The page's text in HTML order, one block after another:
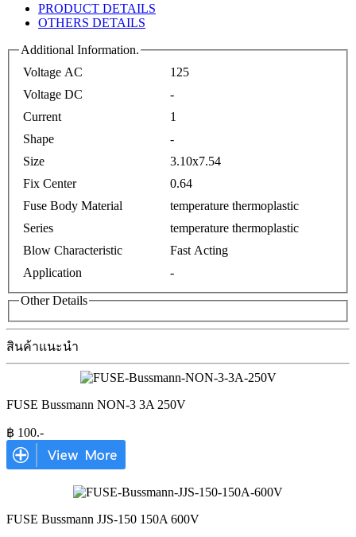
PRODUCT DETAILS
OTHERS DETAILS
Additional Information.
Voltage AC
125
Voltage DC
-
Current
1
Shape
-
Size
3.10x7.54
Fix Center
0.64
Fuse Body Material
temperature thermoplastic
Series
temperature thermoplastic
Blow Characteristic
Fast Acting
Application
-
Other Details
สินค้าแนะนำ
FUSE Bussmann NON-3 3A 250V
฿ 100.-
FUSE Bussmann JJS-150 150A 600V